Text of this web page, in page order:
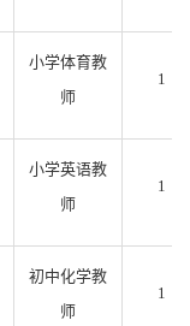
小学体育教
师
1
小学英语教
师
1
初中化学教
师
1